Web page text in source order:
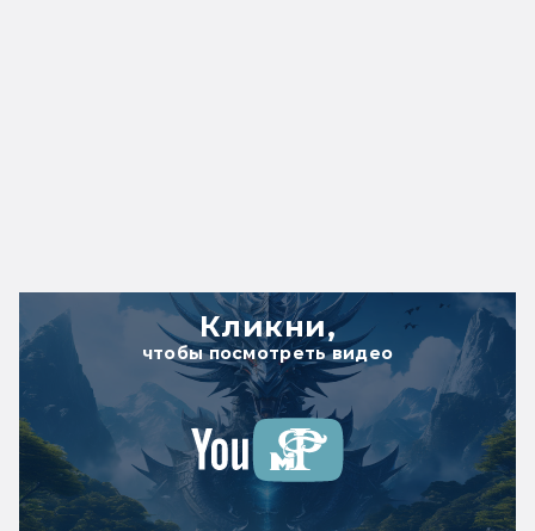
Кликни,
чтобы посмотреть видео